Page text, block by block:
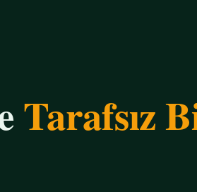
Tarafsız